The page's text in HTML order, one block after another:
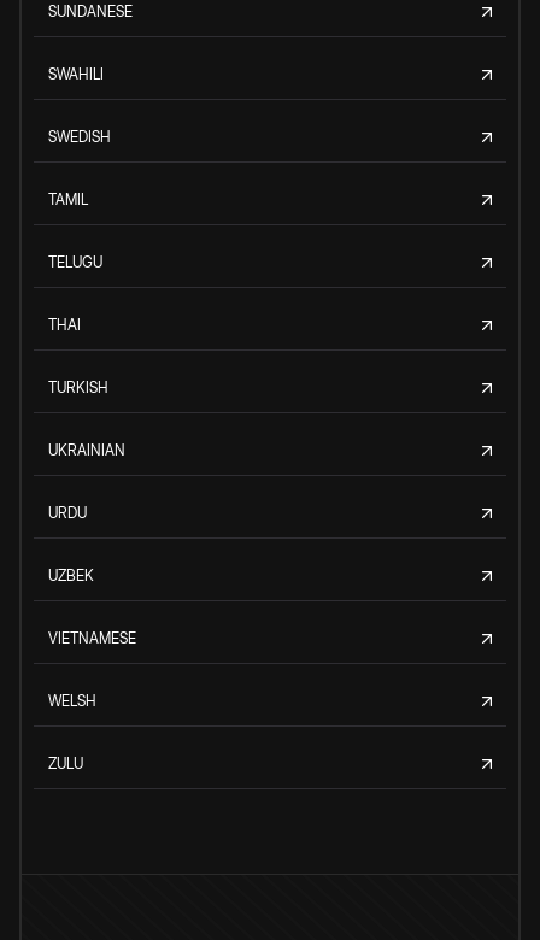
SUNDANESE
SWAHILI
SWEDISH
TAMIL
TELUGU
THAI
TURKISH
UKRAINIAN
URDU
UZBEK
VIETNAMESE
WELSH
ZULU